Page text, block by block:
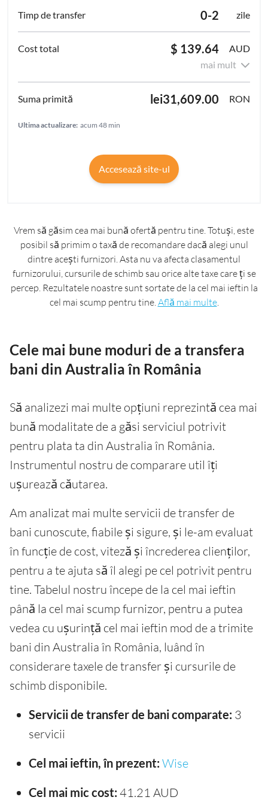
0-2 zile
$ 139.64
AUD
mai mult
lei31,609.00 RON
Ultima actualizare: acum 48 min
Accesează site-ul
Vrem să găsim cea mai bună ofertă pentru tine. Totuși, este
posibil să primim o taxă de recomandare dacă alegi unul
dintre acești furnizori. Asta nu va afecta clasamentul
furnizorului, cursurile de schimb sau orice alte taxe care ți se
percep. Rezultatele noastre sunt sortate de la cel mai ieftin la
cel mai scump pentru tine.Află mai multe.
Cele mai bune moduri de a transfera
bani din Australia în România
Să analizezi mai multe opțiuni reprezintă cea mai
bună modalitate de a găsi serviciul potrivit
pentru plata ta din Australia în România.
Instrumentul nostru de comparare util îți
ușurează căutarea.
Am analizat mai multe servicii de transfer de
bani cunoscute, fiabile și sigure, și le-am evaluat
în funcție de cost, viteză și încrederea clienților,
pentru a te ajuta să îl alegi pe cel potrivit pentru
tine. Tabelul nostru începe de la cel mai ieftin
până la cel mai scump furnizor, pentru a putea
vedea cu ușurință cel mai ieftin mod de a trimite
bani din Australia în România, luând în
considerare taxele de transfer și cursurile de
schimb disponibile.
Servicii de transfer de bani comparate: 3
servicii
Cel mai ieftin, în prezent: Wise
Cel mai mic cost: 41.21 AUD